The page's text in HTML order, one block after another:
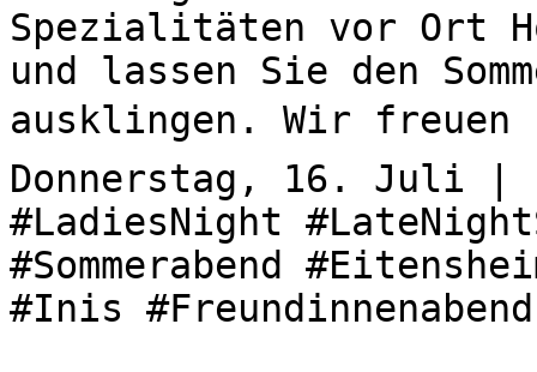
Spezialitäten vor Ort
und lassen Sie den
ausklingen. Wir freuen
Donnerstag, 16. Juli |
#LadiesNight
#Sommerabend
#Inis